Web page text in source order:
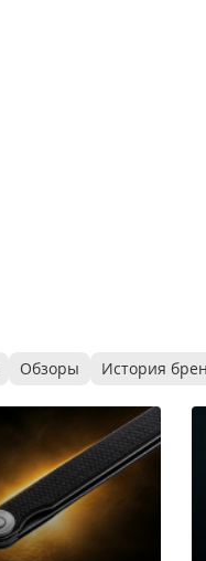
Обзоры История